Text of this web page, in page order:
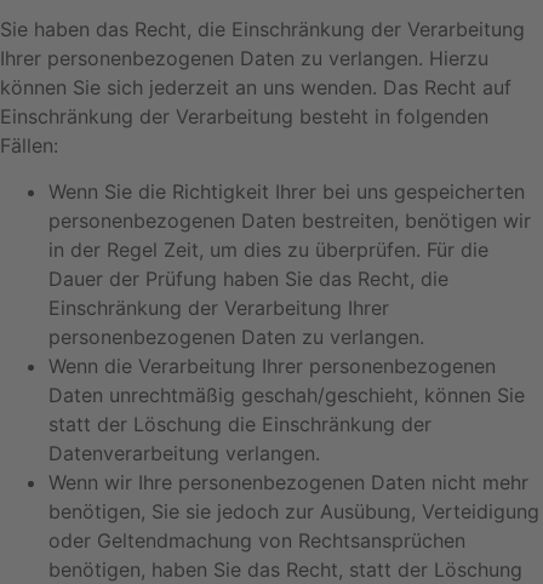
Sie haben das Recht, die Einschränkung der Verarbeitung
Ihrer personenbezogenen Daten zu verlangen. Hierzu
können Sie sich jederzeit an uns wenden. Das Recht auf
Einschränkung der Verarbeitung besteht in folgenden
Fällen:
Wenn Sie die Richtigkeit Ihrer bei uns gespeicherten
personenbezogenen Daten bestreiten, benötigen wir
in der Regel Zeit, um dies zu überprüfen. Für die
Dauer der Prüfung haben Sie das Recht, die
Einschränkung der Verarbeitung Ihrer
personenbezogenen Daten zu verlangen.
Wenn die Verarbeitung Ihrer personenbezogenen
Daten unrechtmäßig geschah/geschieht, können Sie
statt der Löschung die Einschränkung der
Datenverarbeitung verlangen.
Wenn wir Ihre personenbezogenen Daten nicht mehr
benötigen, Sie sie jedoch zur Ausübung, Verteidigung
oder Geltendmachung von Rechtsansprüchen
benötigen, haben Sie das Recht, statt der Löschung